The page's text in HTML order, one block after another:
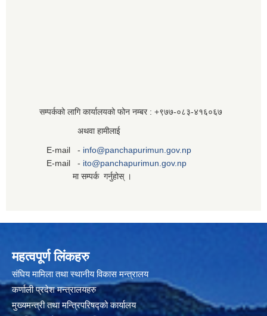
सम्पर्कको लागि कार्यालयको फोन नम्बर : +९७७-०८३‍-४१६०६७
अथवा हामीलाई
E-mail - info@panchapurimun.gov.np
E-mail - ito@panchapurimun.gov.np
मा सम्पर्क गर्नुहोस् ।
महत्वपूर्ण लिंकहरु
संघिय मामिला तथा स्थानीय विकास मन्त्रालय
कर्णाली प्रदेश मन्त्रालयहरु
मुख्यमन्त्री तथा मन्त्रिपरिषद्को कार्यालय